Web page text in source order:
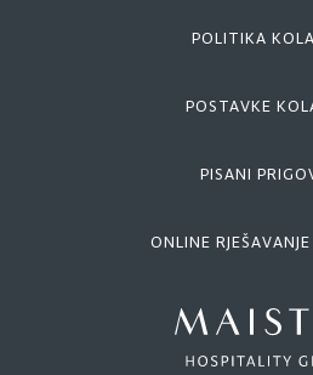
POLITIKA
POSTAVKE
PISANI
ONLINE